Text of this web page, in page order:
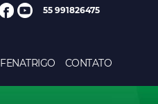
55 991826475
FENATRIGO CONTATO